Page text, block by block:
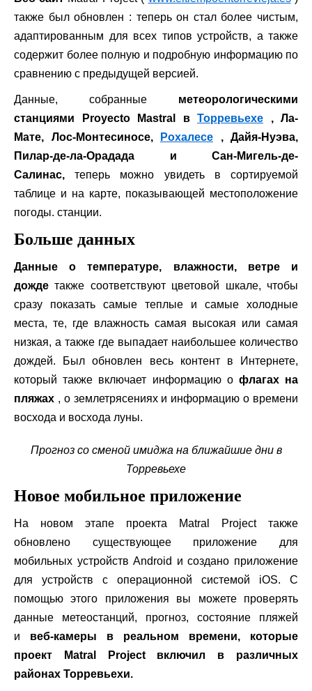
также был обновлен : теперь он стал более чистым,
адаптированным для всех типов устройств, а также
содержит более полную и подробную информацию по
сравнению с предыдущей версией.
Данные, собранные метеорологическими
станциями Proyecto Mastral в Торревьехе , Ла-
Мате, Лос-Монтесиносе,
Рохалесе , Дайя-Нуэва,
Пилар-де-ла-Орадада и Сан-Мигель-де-
Салинас, теперь можно увидеть в сортируемой
таблице и на карте, показывающей местоположение
погоды. станции.
Больше данных
Данные о температуре, влажности, ветре и
дожде также соответствуют цветовой шкале, чтобы
сразу показать самые теплые и самые холодные
места, те, где влажность самая высокая или самая
низкая, а также где выпадает наибольшее количество
дождей. Был обновлен весь контент в Интернете,
который также включает информацию о флагах на
пляжах , о землетрясениях и информацию о времени
восхода и восхода луны.
Прогноз со сменой имиджа на ближайшие дни в
Торревьехе
Новое мобильное приложение
На новом этапе проекта Matral Project также
обновлено существующее приложение для
мобильных устройств Android и создано приложение
для устройств с операционной системой iOS. С
помощью этого приложения вы можете проверять
данные метеостанций, прогноз, состояние пляжей
и веб-камеры в реальном времени, которые
проект Matral Project включил в различных
районах Торревьехи.